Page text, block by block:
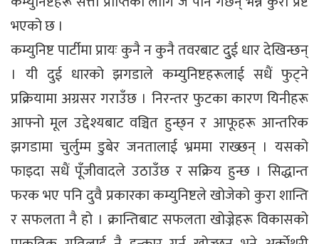
भएको छ ।
कम्युनिष्ट पार्टीमा प्रायः कुनै न कुनै तवरबाट दुुई धार देखिन्छन्
। यी दुई धारको झगडाले कम्युनिष्टहरूलाई सधैं फुट्ने
प्रक्रियामा अग्रसर गराउँछ । निरन्तर फुटका कारण यिनीहरू
आफ्नो मूल उद्देश्यबाट वञ्चित हुन्छ्न र आफूहरू आन्तरिक
झगडामा चुर्लुम्म डुबेर जनतालाई भ्रममा राख्छन् । यसको
फाइदा सधैं पूँजीवादले उठाउँछ र सक्रिय हुन्छ । सिद्धान्त
फरक भए पनि दुवै प्रकारका कम्युनिष्टले खोजेको कुरा शान्ति
र सफलता नै हो । क्रान्तिबाट सफलता खोज्नेहरू विकासको